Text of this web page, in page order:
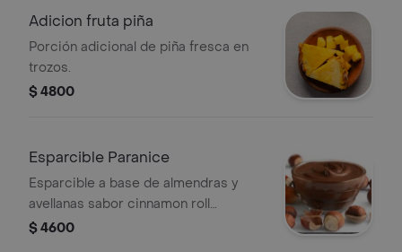
Adicion fruta piña
Porción adicional de piña fresca en
trozos.
$ 4800
Esparcible Paranice
Esparcible a base de almendras y
avellanas sabor cinnamon roll
Paranice
$ 4600